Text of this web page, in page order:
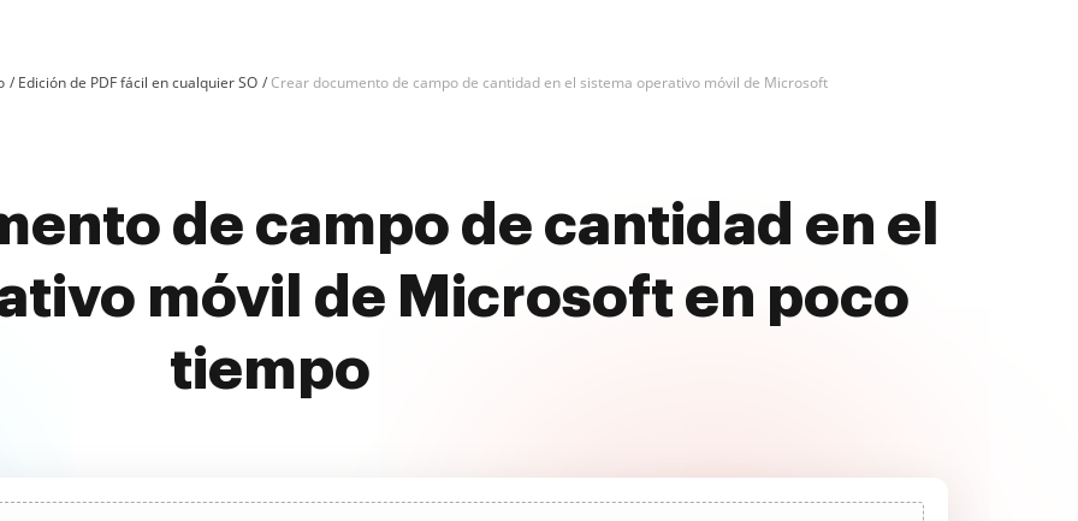
Edición de PDF fácil en cualquier SO Crear documento de campo de cantidad en el sistema operativo móvil de Microsoft
de campo de cantidad en el
móvil de Microsoft en poco
tiempo